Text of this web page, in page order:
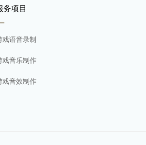
务项目
戏语音录制
戏音乐制作
戏音效制作